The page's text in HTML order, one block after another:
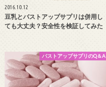
2016.10.12
豆乳とバストアップサプリは併用し
ても大丈夫？安全性を検証してみた
バストアップサプリのQ＆A